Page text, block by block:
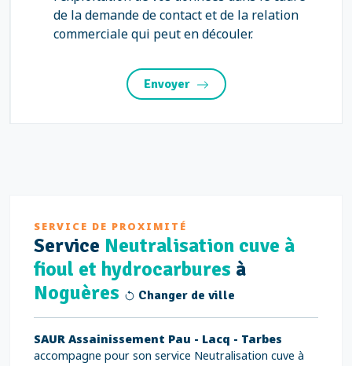
de la demande de contact et de la relation
commerciale qui peut en découler.
Envoyer
SERVICE DE PROXIMITÉ
Service Neutralisation cuve à
fioul et hydrocarbures à
Noguères
Changer de ville
SAUR Assainissement Pau - Lacq - Tarbes
accompagne pour son service Neutralisation cuve à